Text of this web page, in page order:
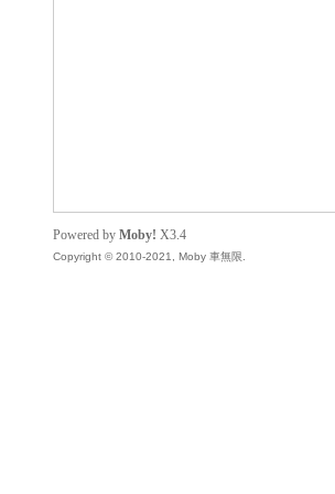
Powered by Moby! X3.4
Copyright © 2010-2021, Moby 車無限.